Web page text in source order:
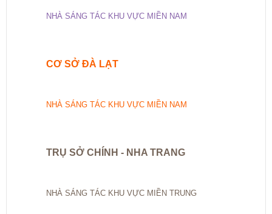
NHÀ SÁNG TÁC KHU VỰC MIỀN NAM
CƠ SỞ ĐÀ LẠT
NHÀ SÁNG TÁC KHU VỰC MIỀN NAM
TRỤ SỞ CHÍNH - NHA TRANG
NHÀ SÁNG TÁC KHU VỰC MIỀN TRUNG